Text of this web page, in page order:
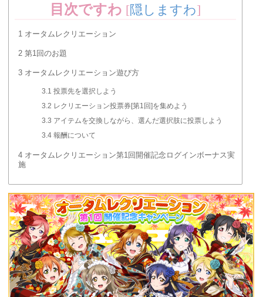
目次ですわ [隠しますわ]
1 オータムレクリエーション
2 第1回のお題
3 オータムレクリエーション遊び方
3.1 投票先を選択しよう
3.2 レクリエーション投票券[第1回]を集めよう
3.3 アイテムを交換しながら、選んだ選択肢に投票しよう
3.4報酬について
4 オータムレクリエーション第1回開催記念ログインボーナス実
施